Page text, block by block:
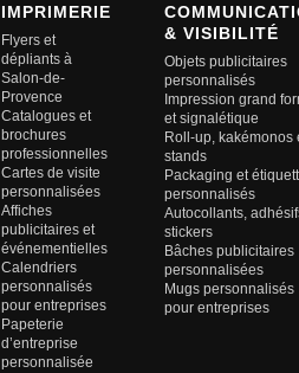
IMPRIMERIE
Flyers et
dépliants à
Salon-de-
Provence
Catalogues et
brochures
professionnelles
Cartes de visite
personnalisées
Affiches
publicitaires et
événementielles
Calendriers
personnalisés
pour entreprises
Papeterie
d’entreprise
personnalisée
& VISIBILITÉ
Objets publicitaires
personnalisés
Impression grand
et signalétique
Roll-up, kakémonos
stands
Packaging et
personnalisés
Autocollants,
stickers
Bâches publicitaires
personnalisées
Mugs personnalisés
pour entreprises